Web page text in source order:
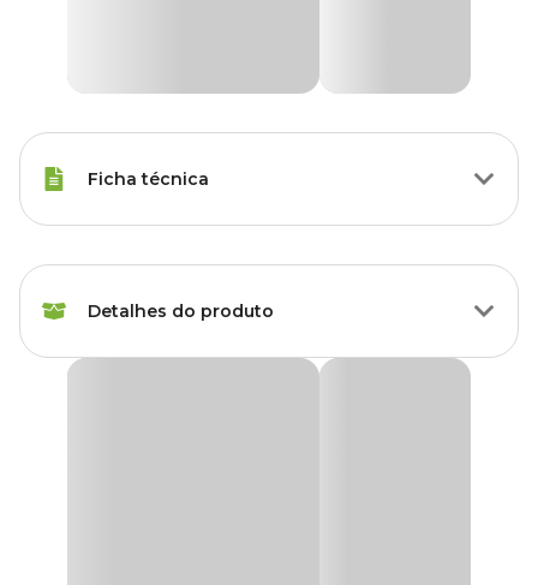
Ficha técnica
Tipo da Ração Super Premium
Detalhes do produto